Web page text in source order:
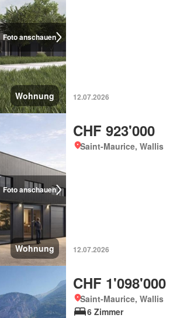
Foto anschauen
Wohnung 12.07.2026
Foto anschauen
Wohnung
CHF 923'000
Saint-Maurice, Wallis
12.07.2026
CHF 1'098'000
Saint-Maurice, Wallis
6 Zimmer